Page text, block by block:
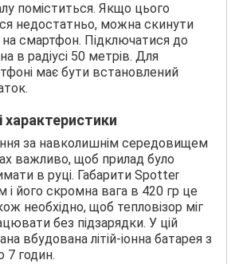
поміститься. Якщо цього
недостатньо, можна скинути
смартфон. Підключатися до
в радіусі 50 метрів. Для
має бути встановлений
характеристики
за навколишнім середовищем
важливо, щоб прилад було
в руці. Габарити Spotter
і його скромна вага в 420 гр це
необхідно, щоб тепловізор міг
без підзарядки. У цій
вбудована літій-іонна батарея з
7 годин.